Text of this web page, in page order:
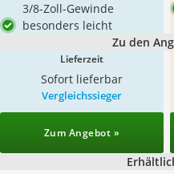
3/8-Zoll-Gewinde
besonders leicht
Zu den
Lieferzeit
Sofort lieferbar
Vergleichssieger
Zum Angebot »